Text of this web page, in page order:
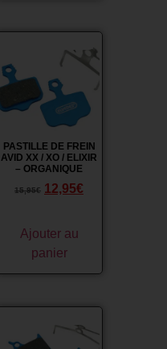
PASTILLE DE FREIN
AVID XX / XO / ELIXIR
– ORGANIQUE
15,95€ 12,95€
Ajouter au
panier